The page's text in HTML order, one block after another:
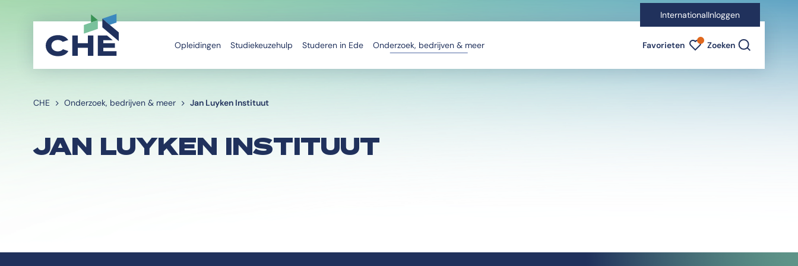
InternationalInloggen
Opleidingen Studiekeuzehulp Studeren in Ede Onderzoek, bedrijven & meer Favorieten Favorieten indicator
Zoeken
CHE Onderzoek, bedrijven & meer Jan Luyken Instituut
JAN LUYKEN INSTITUUT